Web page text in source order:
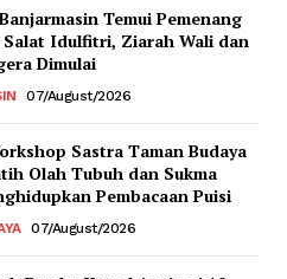
Temui Pemenang
Idulfitri, Ziarah Wali dan
Dimulai
07/August/2026
Sastra Taman Budaya
Olah Tubuh dan Sukma
Pembacaan Puisi
07/August/2026